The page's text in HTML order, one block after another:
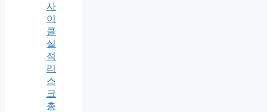
사
이
클
실
적
리
스
크
총